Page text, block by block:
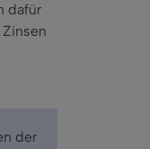
dafür
der